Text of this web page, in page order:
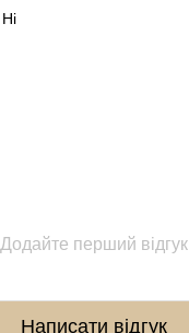
Ні
Додайте перший відгук
Написати відгук